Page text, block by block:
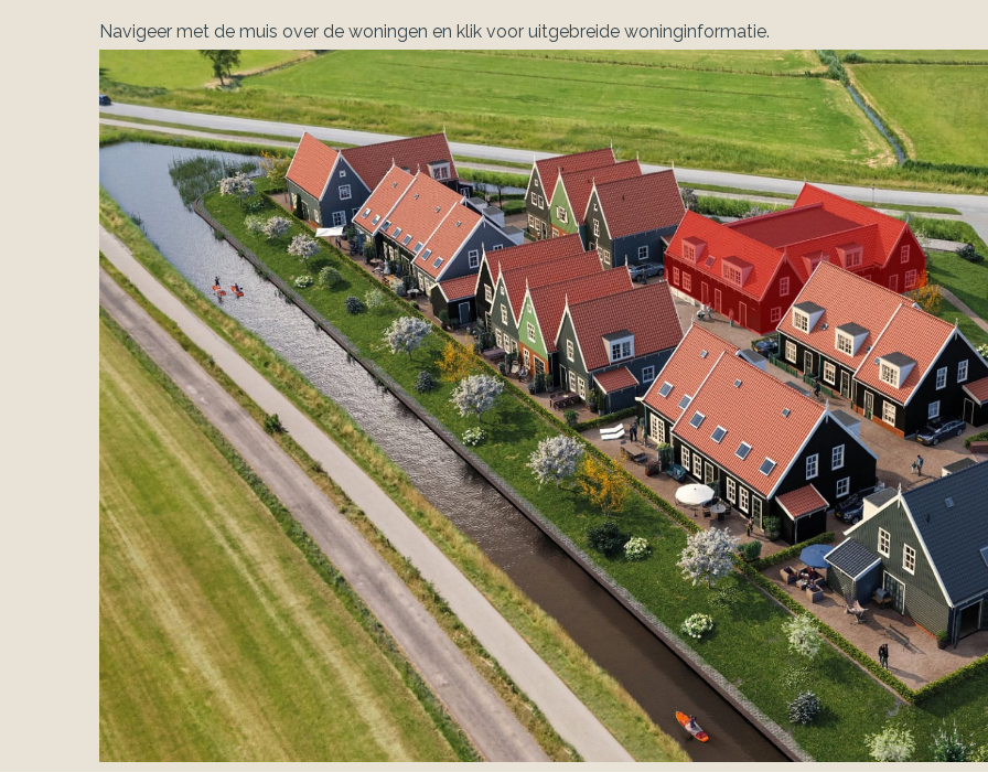
Navigeer met de muis over de woningen en klik voor uitgebreide woninginformatie.